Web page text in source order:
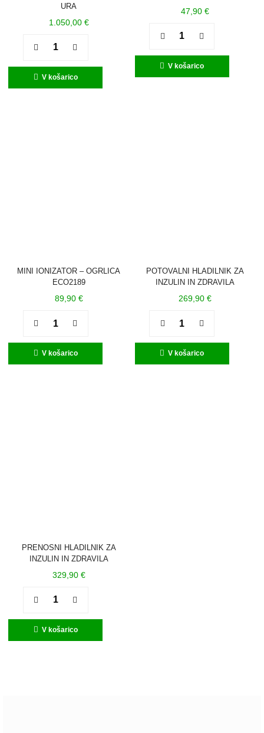
URA
1.050,00 €
V košarico
47,90€
V košarico
MINI IONIZATOR – OGRLICA
ECO2189
89,90 €
V košarico
POTOVALNI HLADILNIK ZA
INZULIN IN ZDRAVILA
269,90€
V košarico
PRENOSNI HLADILNIK ZA
INZULIN IN ZDRAVILA
329,90 €
V košarico